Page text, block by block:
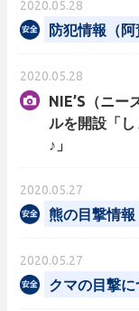
2020.05.28
防犯情報（阿
2020.05.28
NIE’S（ニ
ルを開設「
♪」
2020.05.27
熊の目撃情報
2020.05.27
クマの目撃に